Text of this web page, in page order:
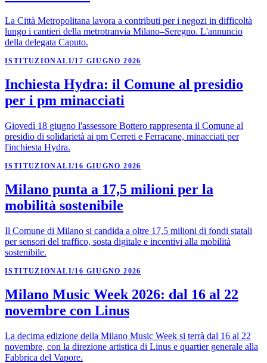
La Città Metropolitana lavora a contributi per i negozi in difficoltà
lungo i cantieri della metrotranvia Milano–Seregno. L'annuncio
della delegata Caputo.
ISTITUZIONALI /17 GIUGNO 2026
Inchiesta Hydra: il Comune al presidio
per i pm minacciati
Giovedì 18 giugno l'assessore Bottero rappresenta il Comune al
presidio di solidarietà ai pm Cerreti e Ferracane, minacciati per
l'inchiesta Hydra.
ISTITUZIONALI/16 GIUGNO 2026
Milano punta a 17,5 milioni per la
mobilità sostenibile
Il Comune di Milano si candida a oltre 17,5 milioni di fondi statali
per sensori del traffico, sosta digitale e incentivi alla mobilità
sostenibile.
ISTITUZIONALI/16 GIUGNO 2026
Milano Music Week 2026: dal 16 al 22
novembre con Linus
La decima edizione della Milano Music Week si terrà dal 16 al 22
novembre, con la direzione artistica di Linus e quartier generale alla
Fabbrica del Vapore.